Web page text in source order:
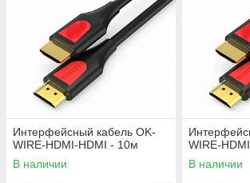
Интерфейсный кабель OK-
WIRE-HDMI-HDMI - 10м
В наличии
WIRE-
В наличии